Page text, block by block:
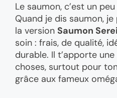
Le saumon, c’est un
Quand je dis saumon,
la version Saumon
soin : frais, de qualité,
durable. Il t’apporte
choses, surtout pour
grâce aux fameux